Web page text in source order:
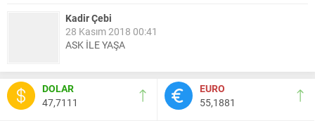
Kadir Çebi
28 Kasım 2018 00:41
ASK İLE YAŞA
Nail Kazanç
10 Mart 2023 21:36
HAYDİ TEKİRDAĞ MAÇA !!!!
DOLAR
47,7111
EURO
55,1881